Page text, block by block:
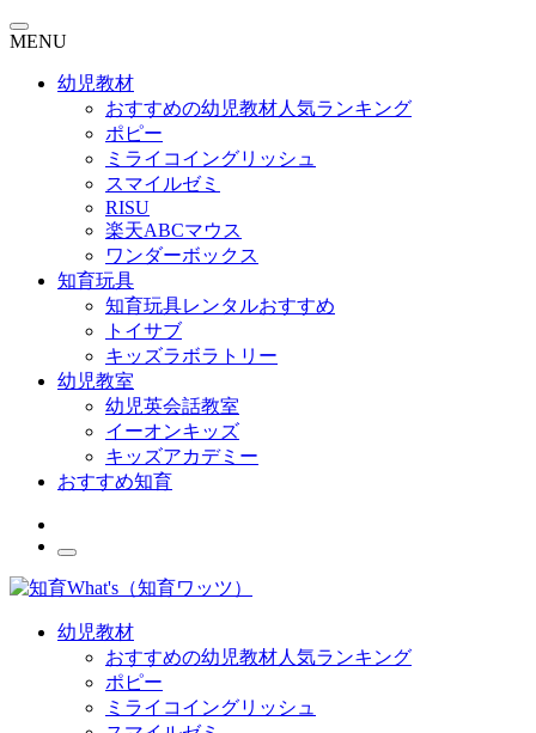
MENU
幼児教材
おすすめの幼児教材人気ランキング
ポピー
ミライコイングリッシュ
スマイルゼミ
RISU
楽天ABCマウス
ワンダーボックス
知育玩具
知育玩具レンタルおすすめ
トイサブ
キッズラボラトリー
幼児教室
幼児英会話教室
イーオンキッズ
キッズアカデミー
おすすめ知育
幼児教材
おすすめの幼児教材人気ランキング
ポピー
ミライコイングリッシュ